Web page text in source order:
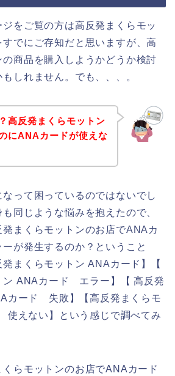
をご覧の方は高反発まくらモッ
すでにご存知だと思いますが、高
商品を購入しようかどうか検討
しれません。でも、、、。
高反発まくらモットン
にANAカードが使えな
って困っているのではないでし
同じような悩みを抱えたので、
発まくらモットンのお店でANAカ
が発生するのか？ということ
まくらモットン ANAカード】【
ン ANAカード エラー】【 高反発
カード 失敗】【高反発まくらモ
えない】という感じで調べてみ
らモットンのお店でANAカード